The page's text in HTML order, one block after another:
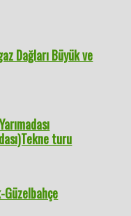
Dağları Büyük ve
turu